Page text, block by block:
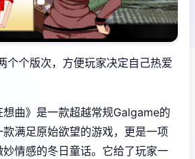
个个版次，方便玩家决定自己热爱
曲》是一款​​超越常规Galgame的
满足原始欲望的游戏，更是一项
情感的冬日童话。它给了玩家一